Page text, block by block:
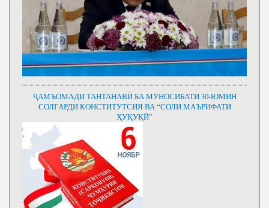
ҶАМЪОМАДИ ТАНТАНАВӢ БА МУНОСИБАТИ 30-ЮМИН
СОЛГАРДИ КОНСТИТУТСИЯ ВА “СОЛИ МАЪРИФАТИ
ҲУҚУҚӢ”